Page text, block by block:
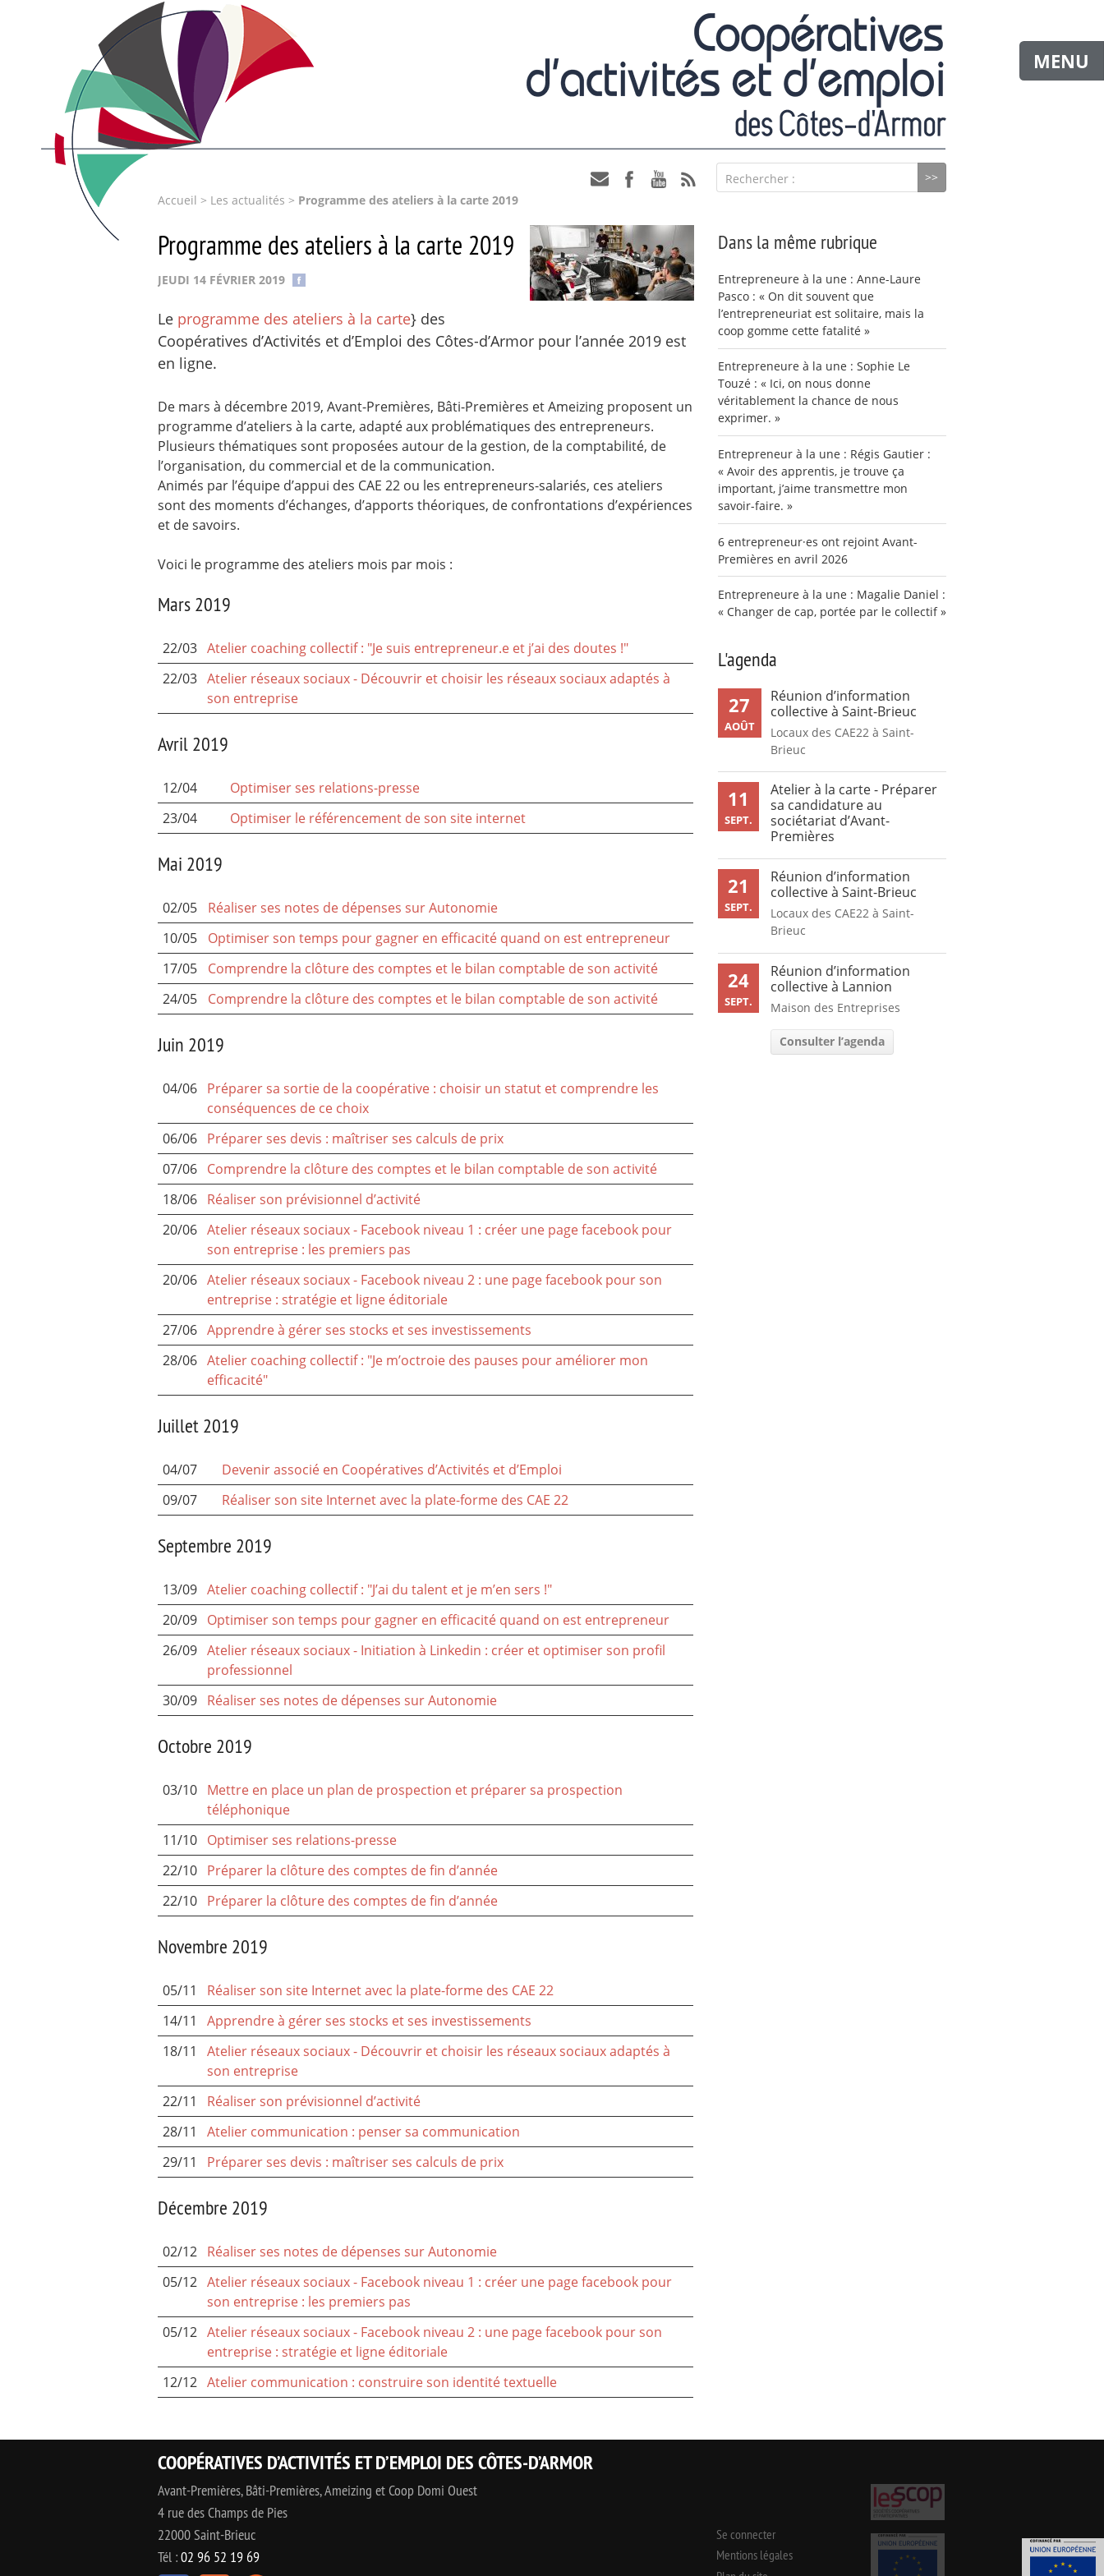
Rechercher :
MENU
Accueil > Les actualités > Programme des ateliers à la carte 2019
Programme des ateliers à la carte 2019
JEUDI 14 FÉVRIER 2019
Le programme des ateliers à la carte} des
Coopératives d’Activités et d’Emploi des Côtes-d’Armor pour l’année 2019 est
en ligne.
De mars à décembre 2019, Avant-Premières, Bâti-Premières et Ameizing proposent un
programme d’ateliers à la carte, adapté aux problématiques des entrepreneurs.
Plusieurs thématiques sont proposées autour de la gestion, de la comptabilité, de
l’organisation, du commercial et de la communication.
Animés par l’équipe d’appui des CAE 22 ou les entrepreneurs-salariés, ces ateliers
sont des moments d’échanges, d’apports théoriques, de confrontations d’expériences
et de savoirs.
Voici le programme des ateliers mois par mois :
Mars 2019
22/03 Atelier coaching collectif : "Je suis entrepreneur.e et j’ai des doutes !"
22/03 Atelier réseaux sociaux - Découvrir et choisir les réseaux sociaux adaptés à
son entreprise
Avril 2019
12/04
Optimiser ses relations-presse
23/04
Optimiser le référencement de son site internet
Mai 2019
02/05
Réaliser ses notes de dépenses sur Autonomie
10/05
Optimiser son temps pour gagner en efficacité quand on est entrepreneur
17/05
Comprendre la clôture des comptes et le bilan comptable de son activité
24/05
Comprendre la clôture des comptes et le bilan comptable de son activité
Juin 2019
04/06 Préparer sa sortie de la coopérative : choisir un statut et comprendre les
conséquences de ce choix
06/06 Préparer ses devis : maîtriser ses calculs de prix
07/06 Comprendre la clôture des comptes et le bilan comptable de son activité
18/06 Réaliser son prévisionnel d’activité
20/06 Atelier réseaux sociaux - Facebook niveau 1 : créer une page facebook pour
son entreprise : les premiers pas
20/06 Atelier réseaux sociaux - Facebook niveau 2 : une page facebook pour son
entreprise : stratégie et ligne éditoriale
27/06 Apprendre à gérer ses stocks et ses investissements
28/06 Atelier coaching collectif : "Je m’octroie des pauses pour améliorer mon
efficacité"
Juillet 2019
04/07
Devenir associé en Coopératives d’Activités et d’Emploi
09/07
Réaliser son site Internet avec la plate-forme des CAE 22
Septembre 2019
13/09 Atelier coaching collectif : "J’ai du talent et je m’en sers !"
20/09 Optimiser son temps pour gagner en efficacité quand on est entrepreneur
26/09 Atelier réseaux sociaux - Initiation à Linkedin : créer et optimiser son profil
professionnel
30/09 Réaliser ses notes de dépenses sur Autonomie
Octobre 2019
03/10 Mettre en place un plan de prospection et préparer sa prospection
téléphonique
11/10 Optimiser ses relations-presse
22/10 Préparer la clôture des comptes de fin d’année
22/10 Préparer la clôture des comptes de fin d’année
Novembre 2019
05/11
Réaliser son site Internet avec la plate-forme des CAE 22
14/11
Apprendre à gérer ses stocks et ses investissements
18/11
Atelier réseaux sociaux - Découvrir et choisir les réseaux sociaux adaptés à
son entreprise
22/11
Réaliser son prévisionnel d’activité
28/11
Atelier communication : penser sa communication
29/11
Préparer ses devis : maîtriser ses calculs de prix
Décembre 2019
02/12 Réaliser ses notes de dépenses sur Autonomie
05/12 Atelier réseaux sociaux - Facebook niveau 1 : créer une page facebook pour
son entreprise : les premiers pas
05/12 Atelier réseaux sociaux - Facebook niveau 2 : une page facebook pour son
entreprise : stratégie et ligne éditoriale
12/12 Atelier communication : construire son identité textuelle
Dans la même rubrique
Entrepreneure à la une : Anne-Laure
Pasco : « On dit souvent que
l’entrepreneuriat est solitaire, mais la
coop gomme cette fatalité »
Entrepreneure à la une : Sophie Le
Touzé : « Ici, on nous donne
véritablement la chance de nous
exprimer. »
Entrepreneur à la une : Régis Gautier :
« Avoir des apprentis, je trouve ça
important, j’aime transmettre mon
savoir-faire. »
6 entrepreneur·es ont rejoint Avant-
Premières en avril 2026
Entrepreneure à la une : Magalie Daniel :
« Changer de cap, portée par le collectif »
L'agenda
27
AOÛT
Réunion d’information
collective à Saint-Brieuc
Locaux des CAE22 à Saint-
Brieuc
11
SEPT.
Atelier à la carte - Préparer
sa candidature au
sociétariat d’Avant-
Premières
21
SEPT.
Réunion d’information
collective à Saint-Brieuc
Locaux des CAE22 à Saint-
Brieuc
24
SEPT.
Réunion d’information
collective à Lannion
Maison des Entreprises
Consulter l’agenda
COOPÉRATIVES D’ACTIVITÉS ET D’EMPLOI DES CÔTES-D’ARMOR
Avant-Premières, Bâti-Premières, Ameizing et Coop Domi Ouest
4 rue des Champs de Pies
22000 Saint-Brieuc
Tél :02 96 52 19 69
Se connecter
Mentions légales